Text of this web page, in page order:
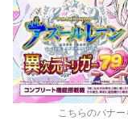
こちらのバナー